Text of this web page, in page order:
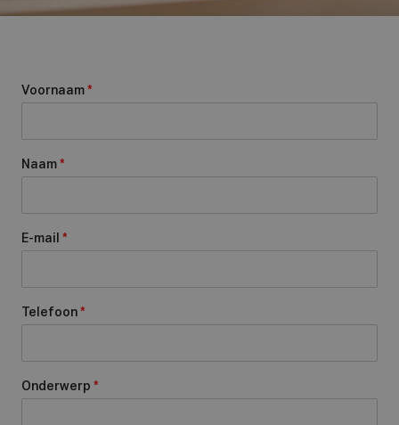
Voornaam *
Naam *
E-mail *
Telefoon *
Onderwerp *